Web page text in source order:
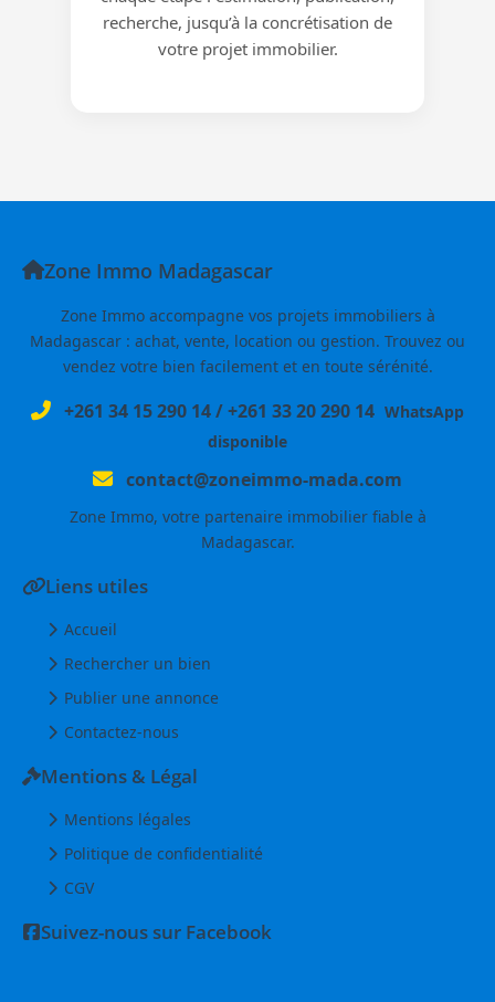
recherche, jusqu’à la concrétisation de
votre projet immobilier.
Zone Immo Madagascar
Zone Immo accompagne vos projets immobiliers à
Madagascar : achat, vente, location ou gestion. Trouvez ou
vendez votre bien facilement et en toute sérénité.
+261 34 15 290 14/+261 33 20 290 14 WhatsApp
disponible
contact@zoneimmo-mada.com
Zone Immo, votre partenaire immobilier fiable à
Madagascar.
Liens utiles
Accueil
Rechercher un bien
Publier une annonce
Contactez-nous
Mentions & Légal
Mentions légales
Politique de confidentialité
CGV
Suivez-nous sur Facebook